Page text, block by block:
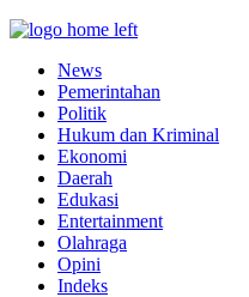
News
Pemerintahan
Politik
Hukum dan Kriminal
Ekonomi
Daerah
Edukasi
Entertainment
Olahraga
Opini
Indeks